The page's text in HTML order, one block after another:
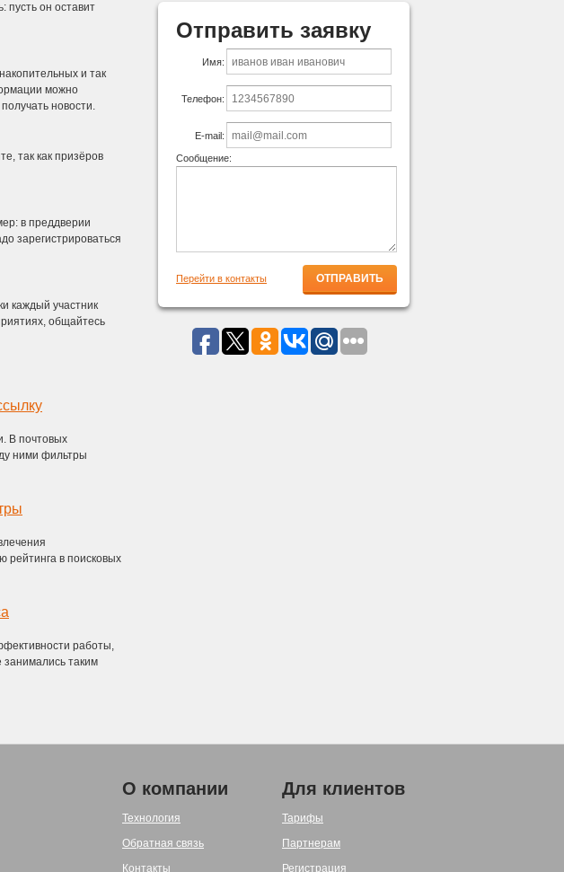
пусть он оставит
и так
можно
новости.
так как призёров
в преддверии
зарегистрироваться
каждый участник
общайтесь
В почтовых
ними фильтры
рейтинга в поисковых
работы,
занимались таким
Отправить заявку
Имя:
Телефон:
E-mail:
Сообщение:
Перейти в контакты
О компании
Технология
Обратная связь
Контакты
Для клиентов
Тарифы
Партнерам
Регистрация